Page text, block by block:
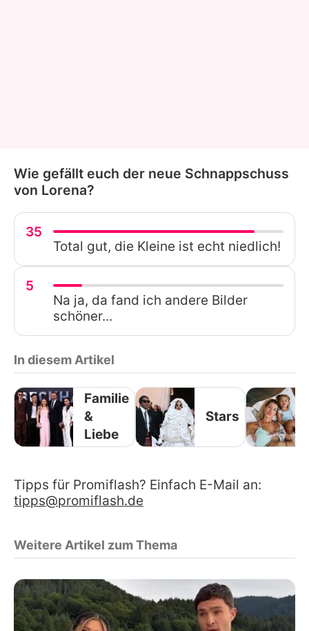
Wie gefällt euch der neue Schnappschuss
von Lorena?
35
Total gut, die Kleine ist echt niedlich!
5
Na ja, da fand ich andere Bilder
schöner...
In diesem Artikel
Familie
&
Liebe
Stars
Tipps für Promiflash? Einfach E-Mail an:
tipps@promiflash.de
Weitere Artikel zum Thema